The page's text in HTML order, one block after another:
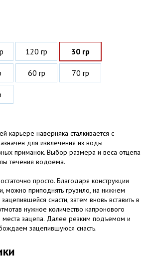
120 гр 30 гр
60 гр 70 гр
карьере наверняка сталкивается с
для извлечения из воды
приманок. Выбор размера и веса отцепа
течения водоема.
просто. Благодаря конструкции
можно приподнять грузило, на нижнем
снасти, затем вновь вставить в
нужное количество капронового
места зацепа. Далее резким подъемом и
зацепившуюся снасть.